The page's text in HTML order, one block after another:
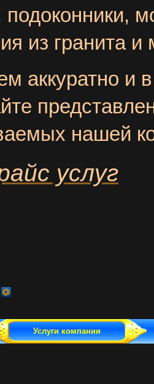
из гранита
аккуратно и
нашей
услуг
Услуги компании